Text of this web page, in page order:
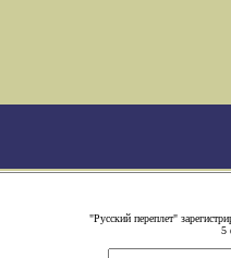
"Русский переплет"
5